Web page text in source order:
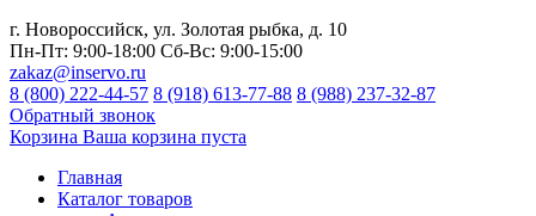
г. Новороссийск, ул. Золотая рыбка, д. 10
Пн-Пт: 9:00-18:00 Сб-Вс: 9:00-15:00
zakaz@inservo.ru
8 (800) 222-44-57 8 (918) 613-77-88 8 (988) 237-32-87
Обратный звонок
Корзина Ваша корзина пуста
Главная
Каталог товаров